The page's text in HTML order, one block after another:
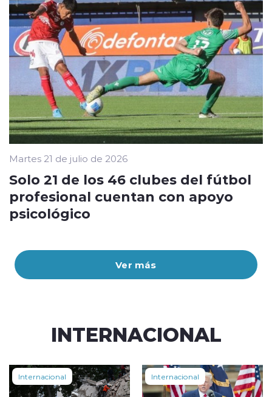
Ver más
Martes 21 de julio de 2026
Solo 21 de los 46 clubes del fútbol
profesional cuentan con apoyo
psicológico
INTERNACIONAL
Internacional Internacional